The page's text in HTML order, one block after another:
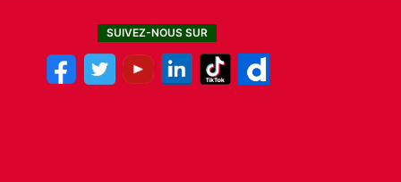
SUIVEZ-NOUS SUR